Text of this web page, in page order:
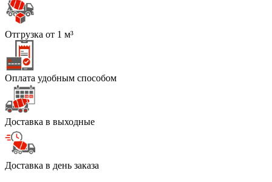
Отгрузка от 1 м³
Оплата удобным способом
Доставка в выходные
Доставка в день заказа